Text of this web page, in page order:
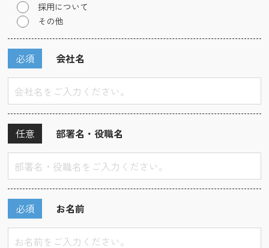
採用について
その他
会社名
必須
部署名・役職名
任意
お名前
必須